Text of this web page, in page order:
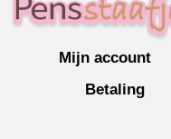
Mijn account
Betaling